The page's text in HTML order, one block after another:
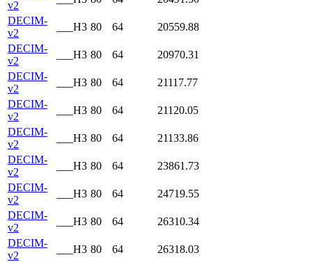
v2
DECIM-
v2
___H3 80 64
20559.88
DECIM-
v2
___H3 80 64
20970.31
DECIM-
v2
___H3 80 64
21117.77
DECIM-
v2
___H3 80 64
21120.05
DECIM-
v2
___H3 80 64
21133.86
DECIM-
v2
___H3 80 64
23861.73
DECIM-
v2
___H3 80 64
24719.55
DECIM-
v2
___H3 80 64
26310.34
DECIM-
v2
___H3 80 64
26318.03